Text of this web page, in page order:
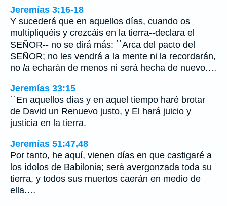
Jeremías 3:16-18
Y sucederá que en aquellos días, cuando os
multipliquéis y crezcáis en la tierra--declara el
SEÑOR-- no se dirá más: ``Arca del pacto del
SEÑOR; no les vendrá a la mente ni la recordarán,
no la echarán de menos ni será hecha de nuevo.…
Jeremías 33:15
``En aquellos días y en aquel tiempo haré brotar
de David un Renuevo justo, y El hará juicio y
justicia en la tierra.
Jeremías 51:47,48
Por tanto, he aquí, vienen días en que castigaré a
los ídolos de Babilonia; será avergonzada toda su
tierra, y todos sus muertos caerán en medio de
ella.…